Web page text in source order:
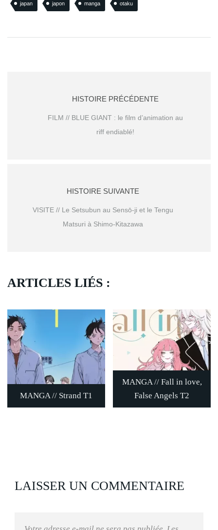
japan japon manga otaku
HISTOIRE PRÉCÉDENTE
FILM // BLUE GIANT : le film d’animation au
riff endiablé!
HISTOIRE SUIVANTE
VISITE // Le Setsubun au Sensō-ji et le Tengu
Matsuri à Shimo-Kitazawa
ARTICLES LIÉS :
MANGA // Strand T1
MANGA // Fall in love,
False Angels T2
LAISSER UN COMMENTAIRE